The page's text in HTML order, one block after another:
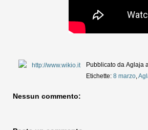
Pubblicato daAglaja
Etichette:8 marzo,
Nessun commento: